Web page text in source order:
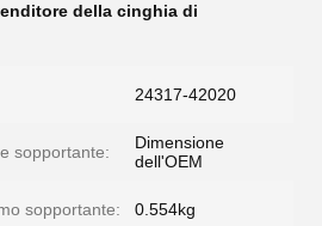
della cinghia di
24317-42020
sopportante:
Dimensione
dell'OEM
sopportante: 0.554kg